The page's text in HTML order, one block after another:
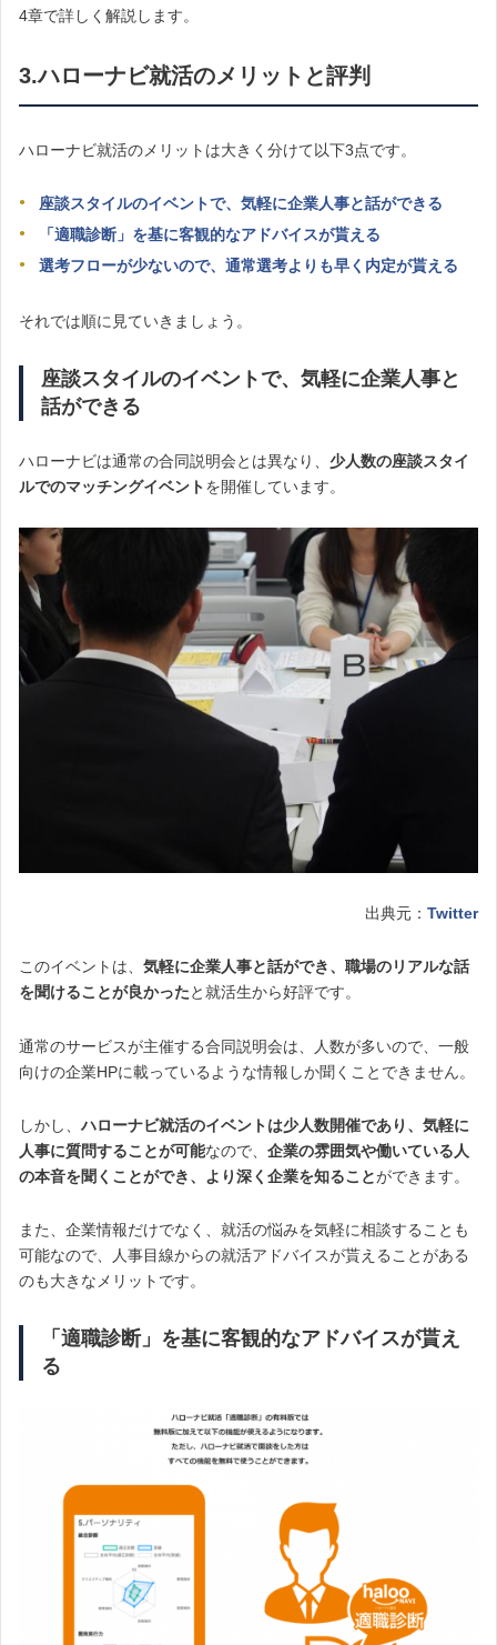
4章で詳しく解説します。
3.ハローナビ就活のメリットと評判
ハローナビ就活のメリットは大きく分けて以下3点です。
座談スタイルのイベントで、気軽に企業人事と話ができる
「適職診断」を基に客観的なアドバイスが貰える
選考フローが少ないので、通常選考よりも早く内定が貰える
それでは順に見ていきましょう。
座談スタイルのイベントで、気軽に企業人事と
話ができる
ハローナビは通常の合同説明会とは異なり、 少人数の座談スタイ
ルでのマッチングイベントを開催しています。
出典元： Twitter
このイベントは、 気軽に企業人事と話ができ、職場のリアルな話
を聞けることが良かったと就活生から好評です。
通常のサービスが主催する合同説明会は、人数が多いので、一般
向けの企業HPに載っているような情報しか聞くことできません。
しかし、ハローナビ就活のイベントは少人数開催であり、気軽に
人事に質問することが可能なので、 企業の雰囲気や働いている人
の本音を聞くことができ、より深く企業を知ることができます。
また、企業情報だけでなく、就活の悩みを気軽に相談することも
可能なので、人事目線からの就活アドバイスが貰えることがある
のも大きなメリットです。
「適職診断」を基に客観的なアドバイスが貰え
る